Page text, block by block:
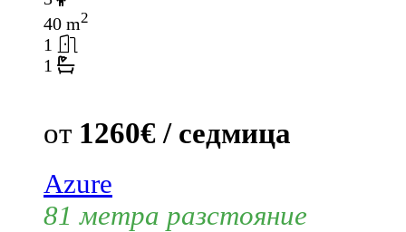
40 m2
1
1
от 1260€ / седмица
Azure
81 метра разстояние